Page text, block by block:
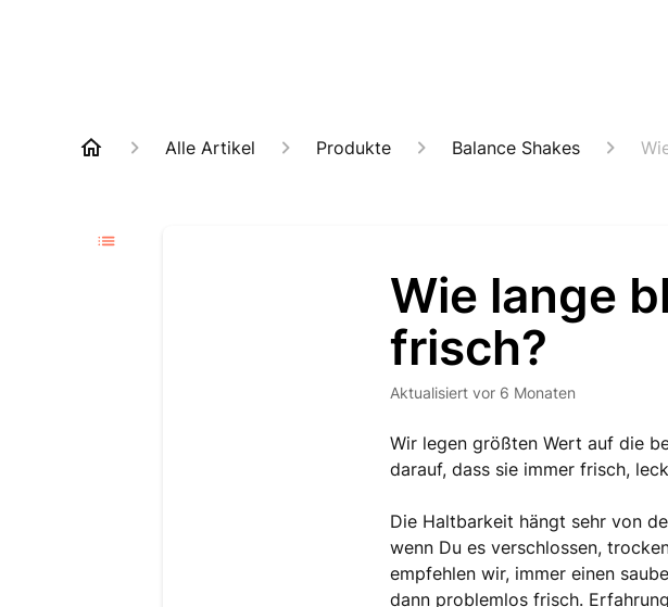
Alle Artikel Produkte Balance Shakes
Wie lange
frisch?
Aktualisiert vor 6 Monaten
Wir legen größten Wert auf die
darauf, dass sie immer frisch,
Die Haltbarkeit hängt sehr von
wenn Du es verschlossen,
empfehlen wir, immer einen
dann problemlos frisch.